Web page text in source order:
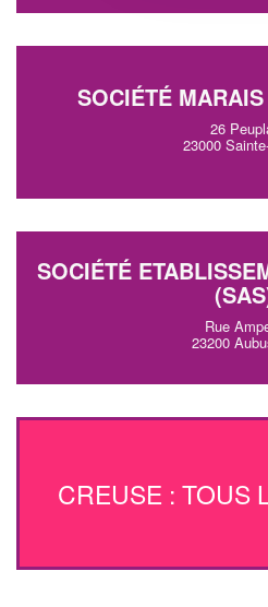
SOCIÉTÉ
26
23000
SOCIÉTÉ
Rue
23200
CREUSE : TOUS